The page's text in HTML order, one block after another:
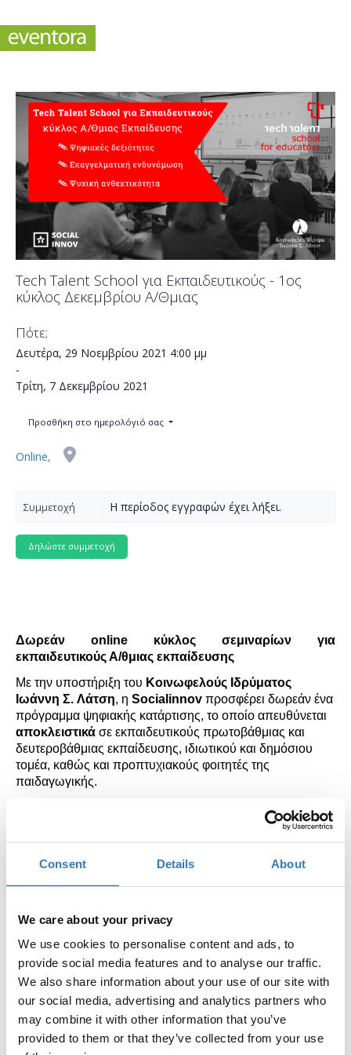
Consent Details About
We care about your privacy
We use cookies to personalise content and ads, to
provide social media features and to analyse our traffic.
We also share information about your use of our site with
our social media, advertising and analytics partners who
may combine it with other information that you’ve
provided to them or that they’ve collected from your use
Tech Talent School για Εκπαιδευτικούς - 1ος
κύκλος Δεκεμβρίου Α/Θμιας
Πότε;
Δευτέρα, 29 Νοεμβρίου 2021 4:00 μμ
-
Τρίτη, 7 Δεκεμβρίου 2021
Προσθήκη στο ημερολόγιό σας
Online,
Συμμετοχή Η περίοδος εγγραφών έχει λήξει.
Δωρεάν online κύκλος σεμιναρίων για
εκπαιδευτικούς Α/θμιας εκπαίδευσης
Με την υποστήριξη του Κοινωφελούς Ιδρύματος
Ιωάννη Σ. Λάτση, η Socialinnov προσφέρει δωρεάν ένα
πρόγραμμα ψηφιακής κατάρτισης, το οποίο απευθύνεται
αποκλειστικά σε εκπαιδευτικούς πρωτοβάθμιας και
δευτεροβάθμιας εκπαίδευσης, ιδιωτικού και δημόσιου
τομέα, καθώς και προπτυχιακούς φοιτητές της
παιδαγωγικής.
α ολιστική προσέγγιση της
εξέλιξης των εκπαιδευτικών, όχι μόνο σε σχέση με τη
δράση τους μέσα στην τάξη, αλλά και ως επαγγελματίες.
της ψυχικής ανθεκτικότητας των εκπαιδευτικών, καθώς
συνδρόμου της επαγγελματικής εξουθένωσης.
Οι συμμετέχοντες του προγράμματος θα κληθούν να
παρακολουθήσουν τα δωρεάν σεμινάρια και των τριών
πυλώνων του προγράμματος:
1. Ψηφιακές Δεξιότητες
2. Επαγγελματική Ενδυνάμωση